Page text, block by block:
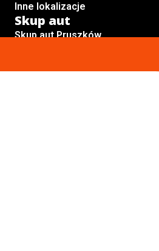
Inne lokalizacje
Skup aut
Skup aut Pruszków